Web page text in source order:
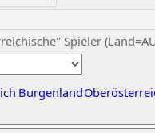
Spieler
Burgenland